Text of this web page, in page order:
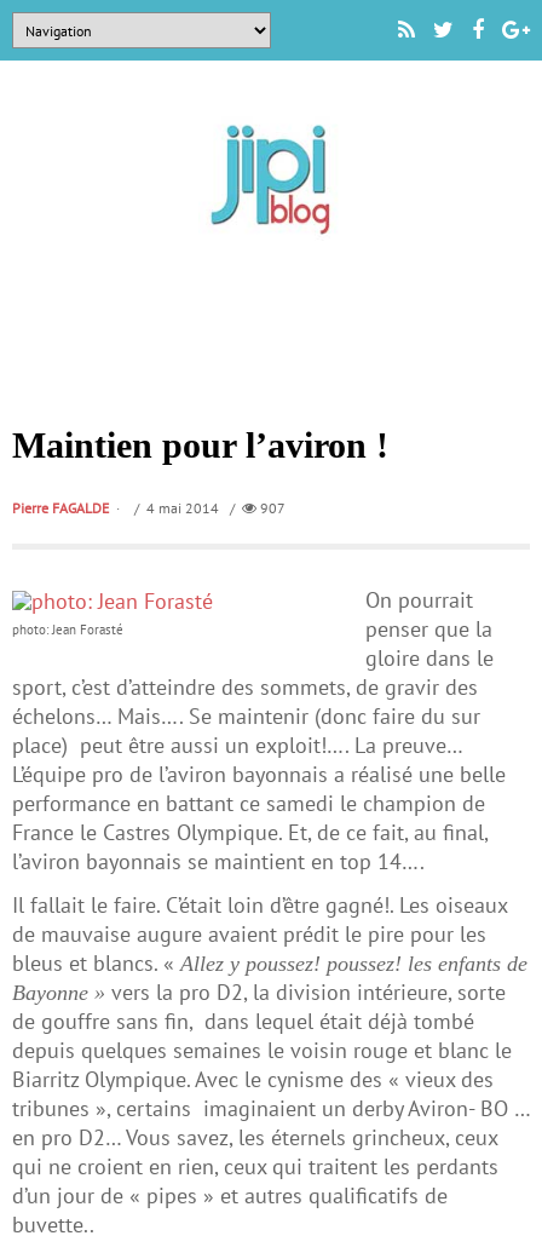
Maintien pour l’aviron !
Pierre FAGALDE / 4 mai 2014 / 907
photo: Jean Forasté
On pourrait
penser que la
gloire dans le
sport, c’est d’atteindre des sommets, de gravir des
échelons… Mais…. Se maintenir (donc faire du sur
place) peut être aussi un exploit!…. La preuve…
L’équipe pro de l’aviron bayonnais a réalisé une belle
performance en battant ce samedi le champion de
France le Castres Olympique. Et, de ce fait, au final,
l’aviron bayonnais se maintient en top 14….
Il fallait le faire. C’était loin d’être gagné!. Les oiseaux
de mauvaise augure avaient prédit le pire pour les
bleus et blancs. «Allez y poussez! poussez! les enfants de
Bayonne » vers la pro D2, la division intérieure, sorte
de gouffre sans fin, dans lequel était déjà tombé
depuis quelques semaines le voisin rouge et blanc le
Biarritz Olympique. Avec le cynisme des « vieux des
tribunes », certains imaginaient un derby Aviron- BO …
en pro D2… Vous savez, les éternels grincheux, ceux
qui ne croient en rien, ceux qui traitent les perdants
d’un jour de « pipes » et autres qualificatifs de
buvette..